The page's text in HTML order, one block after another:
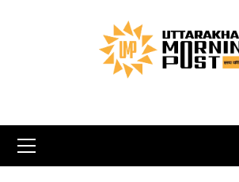
Primary
Menu